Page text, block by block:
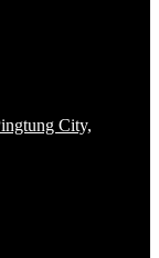
City,